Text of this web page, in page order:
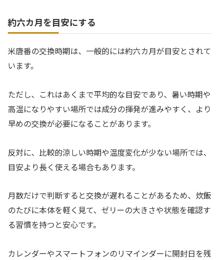
約六カ月を目安にする
米唐番の交換時期は、一般的には約六カ月が目安とされて
います。
ただし、これはあくまで平均的な目安であり、暑い時期や
高温になりやすい場所では成分の揮発が進みやすく、より
早めの交換が必要になることがあります。
反対に、比較的涼しい時期や温度変化が少ない場所では、
目安より長く使える場合もあります。
月数だけで判断すると交換が遅れることがあるため、炊飯
のたびに本体を軽く見て、ゼリーの大きさや状態を確認す
る習慣を持つと安心です。
カレンダーやスマートフォンのリマインダーに開封日を残